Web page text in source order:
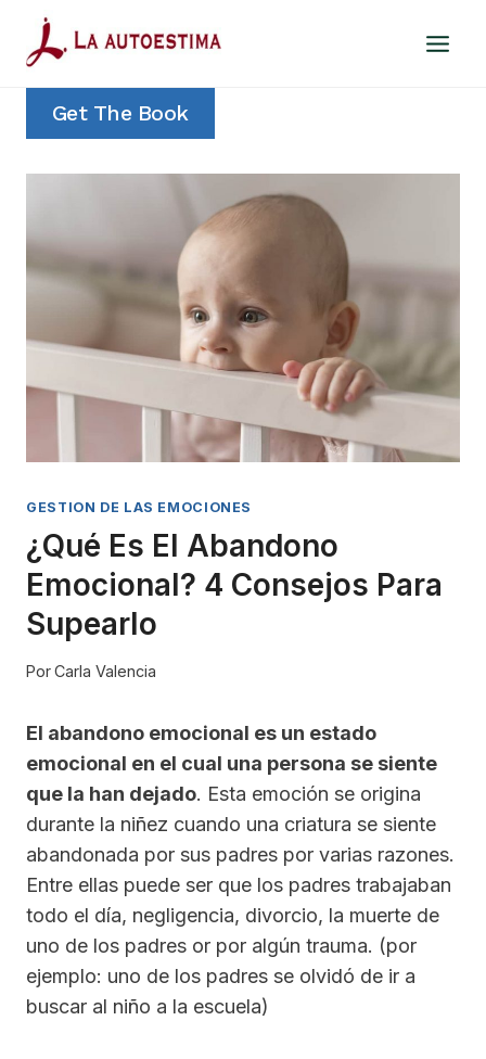
Saltar
contenido
Get The Book
GESTION DE LAS EMOCIONES
¿Qué Es El Abandono
Emocional? 4 Consejos Para
Supearlo
PorCarla Valencia
El abandono emocional es un estado
emocional en el cual una persona se siente
que la han dejado. Esta emoción se origina
durante la niñez cuando una criatura se siente
abandonada por sus padres por varias razones.
Entre ellas puede ser que los padres trabajaban
todo el día, negligencia, divorcio, la muerte de
uno de los padres or por algún trauma. (por
ejemplo: uno de los padres se olvidó de ir a
buscar al niño a la escuela)